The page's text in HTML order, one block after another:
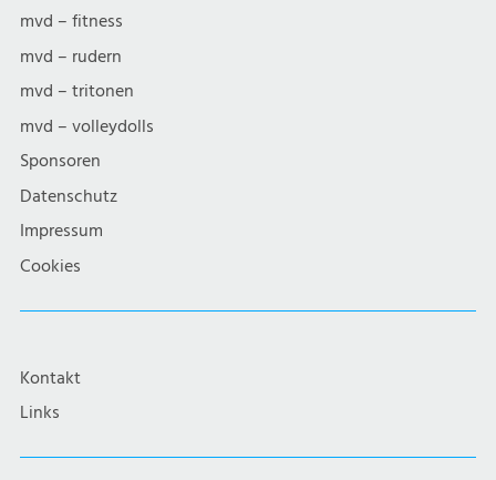
mvd – fitness
mvd – rudern
mvd – tritonen
mvd – volleydolls
Sponsoren
Datenschutz
Impressum
Cookies
Kontakt
Links